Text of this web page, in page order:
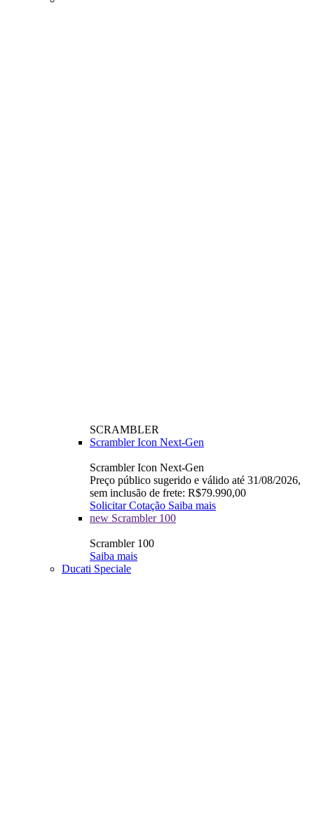
SCRAMBLER
Scrambler Icon Next-Gen
Scrambler Icon Next-Gen
Preço público sugerido e válido até 31/08/2026,
sem inclusão de frete: R$79.990,00
Solicitar Cotação Saiba mais
new Scrambler 100
Scrambler 100
Saiba mais
Ducati Speciale